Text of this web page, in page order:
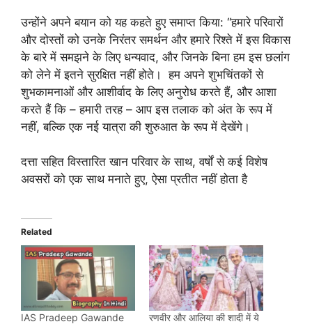
उन्होंने अपने बयान को यह कहते हुए समाप्त किया: “हमारे परिवारों
और दोस्तों को उनके निरंतर समर्थन और हमारे रिश्ते में इस विकास
के बारे में समझने के लिए धन्यवाद, और जिनके बिना हम इस छलांग
को लेने में इतने सुरक्षित नहीं होते। हम अपने शुभचिंतकों से
शुभकामनाओं और आशीर्वाद के लिए अनुरोध करते हैं, और आशा
करते हैं कि – हमारी तरह – आप इस तलाक को अंत के रूप में
नहीं, बल्कि एक नई यात्रा की शुरुआत के रूप में देखेंगे।
दत्ता सहित विस्तारित खान परिवार के साथ, वर्षों से कई विशेष
अवसरों को एक साथ मनाते हुए, ऐसा प्रतीत नहीं होता है
Related
IAS Pradeep Gawande
रणवीर और आलिया की शादी में ये